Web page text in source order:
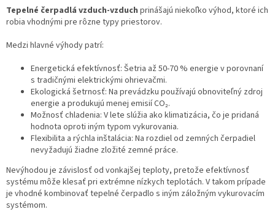
Tepelné čerpadlá vzduch-vzduch prinášajú niekoľko výhod, ktoré ich
robia vhodnými pre rôzne typy priestorov.
Medzi hlavné výhody patrí:
Energetická efektívnosť: Šetria až 50-70 % energie v porovnaní
s tradičnými elektrickými ohrievačmi.
Ekologická šetrnosť: Na prevádzku používajú obnoviteľný zdroj
energie a produkujú menej emisií CO₂.
Možnosť chladenia: V lete slúžia ako klimatizácia, čo je pridaná
hodnota oproti iným typom vykurovania.
Flexibilita a rýchla inštalácia: Na rozdiel od zemných čerpadiel
nevyžadujú žiadne zložité zemné práce.
Nevýhodou je závislosť od vonkajšej teploty, pretože efektívnosť
systému môže klesať pri extrémne nízkych teplotách. V takom prípade
je vhodné kombinovať tepelné čerpadlo s iným záložným vykurovacím
systémom.